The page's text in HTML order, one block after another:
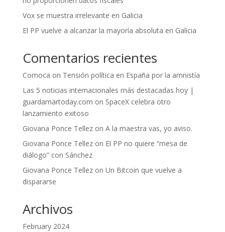
Vox se muestra irrelevante en Galicia
El PP vuelve a alcanzar la mayoría absoluta en Galicia
Comentarios recientes
Comoca on Tensión política en España por la amnistía
Las 5 noticias internacionales más destacadas hoy |
guardamartoday.com on SpaceX celebra otro
lanzamiento exitoso
Giovana Ponce Tellezon A la maestra vas, yo aviso.
Giovana Ponce Tellezon El PP no quiere “mesa de
diálogo” con Sánchez
Giovana Ponce Tellezon Un Bitcoin que vuelve a
dispararse
Archivos
February 2024